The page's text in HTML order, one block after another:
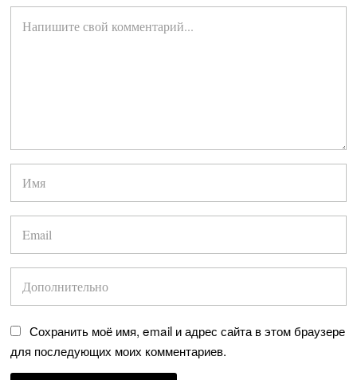
Сохранить моё имя, email и адрес сайта в этом браузере
для последующих моих комментариев.